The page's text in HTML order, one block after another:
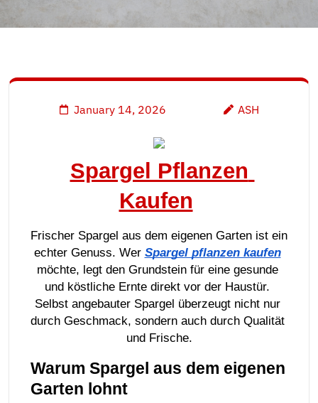
January 14, 2026 ASH
Spargel Pflanzen
Kaufen
Frischer Spargel aus dem eigenen Garten ist ein
echter Genuss. Wer Spargel pflanzen kaufen
möchte, legt den Grundstein für eine gesunde
und köstliche Ernte direkt vor der Haustür.
Selbst angebauter Spargel überzeugt nicht nur
durch Geschmack, sondern auch durch Qualität
und Frische.
Warum Spargel aus dem eigenen
Garten lohnt